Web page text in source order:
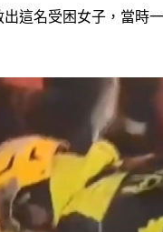
這名受困女子，當時